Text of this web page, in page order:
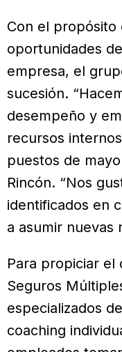
Con el propósito
oportunidades
empresa, el
sucesión.
desempeño y
recursos
puestos de
Rincón. “Nos
identificados en
a asumir nuevas
Para propiciar el
Seguros
especializados
coaching